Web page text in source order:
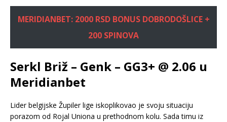
MERIDIANBET: 2000 RSD BONUS DOBRODOŠLICE +
200 SPINOVA
Serkl Briž – Genk – GG3+ @ 2.06 u
Meridianbet
Lider belgijske Župiler lige iskoplikovao je svoju situaciju
porazom od Rojal Uniona u prethodnom kolu. Sada timu iz